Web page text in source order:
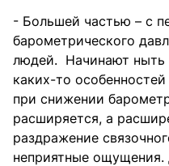
- Большей частью – с
барометрического
людей. Начинают ныть
каких-то
при снижении
расширяется, а
раздражение
неприятные ощущения.